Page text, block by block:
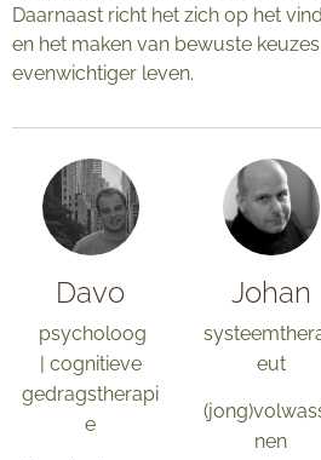
Daarnaast richt het zich op het
en het maken van bewuste
evenwichtiger leven.
Davo
psycholoog
| cognitieve
gedragstherapi
e
Johan
eut
nen